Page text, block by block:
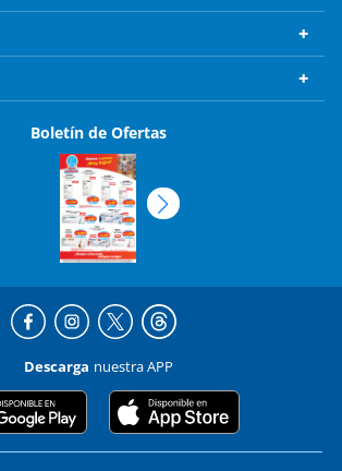
Boletín de Ofertas
Descarga nuestra APP